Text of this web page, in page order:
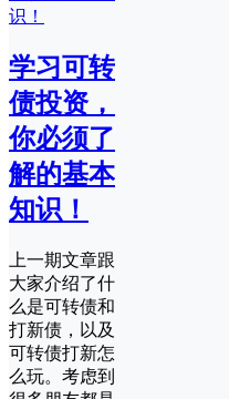
学习可转
债投资，
你必须了
解的基本
知识！
上一期文章跟
大家介绍了什
么是可转债和
打新债，以及
可转债打新怎
么玩。考虑到